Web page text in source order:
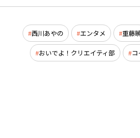
西川あやの エンタメ 重藤
おいでよ！クリエイティ部 コ